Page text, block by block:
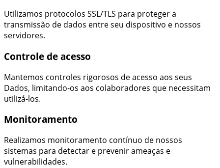
Utilizamos protocolos SSL/TLS para proteger a
transmissão de dados entre seu dispositivo e nossos
servidores.
Controle de acesso
Mantemos controles rigorosos de acesso aos seus
Dados, limitando-os aos colaboradores que necessitam
utilizá-los.
Monitoramento
Realizamos monitoramento contínuo de nossos
sistemas para detectar e prevenir ameaças e
vulnerabilidades.